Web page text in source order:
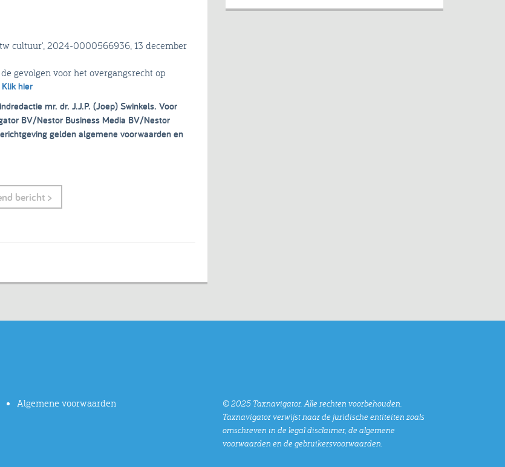
cultuur', 2024-0000566936, 13 december
gevolgen voor het overgangsrecht op
Klik hier
mr. dr. J.J.P. (Joep) Swinkels. Voor
BV/Nestor Business Media BV/Nestor
gelden algemene voorwaarden en
bericht >
Algemene voorwaarden
© 2025 Taxnavigator. Alle rechten voorbehouden.
Taxnavigator verwijst naar de juridische entiteiten zoals
omschreven in de legal disclaimer, de algemene
voorwaarden en de gebruikersvoorwaarden.